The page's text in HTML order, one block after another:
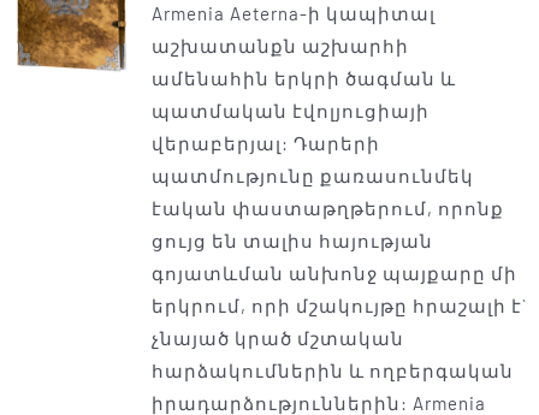
Armenia Aeterna-ի կապիտալ
աշխատանքն աշխարհի
ամենահին երկրի ծագման և
պատմական էվոլյուցիայի
վերաբերյալ: Դարերի
պատմությունը քառասունմեկ
էական փաստաթղթերում, որոնք
ցույց են տալիս հայության
գոյատևման անխոնջ պայքարը մի
երկրում, որի մշակույթը հրաշալի է`
չնայած կրած մշտական ​​
հարձակումներին և ողբերգական
իրադարձություններին: Armenia